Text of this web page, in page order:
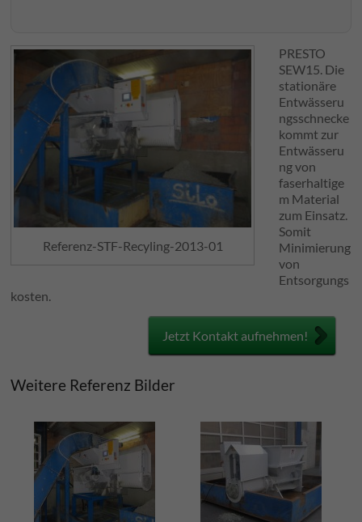
Referenz-STF-Recyling-2013-01
PRESTO
SEW15. Die
stationäre
Entwässeru
ngsschnecke
kommt zur
Entwässeru
ngvon
faserhaltige
m Material
zum Einsatz.
Somit
Minimierung
von
Entsorgungs
kosten.
Jetzt Kontakt aufnehmen!
Weitere Referenz Bilder